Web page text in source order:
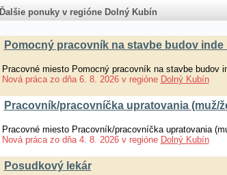
Ďalšie ponuky v regióne Dolný Kubín
Pomocný pracovník na stavbe budov inde
Pracovné miesto Pomocný pracovník na stavbe budov
Nová práca zo dňa 6. 8. 2026 v regióne Dolný Kubín
Pracovník/pracovníčka upratovania (muž/
Pracovné miesto Pracovník/pracovníčka upratovania
Nová práca zo dňa 4. 8. 2026 v regióne Dolný Kubín
Posudkový lekár